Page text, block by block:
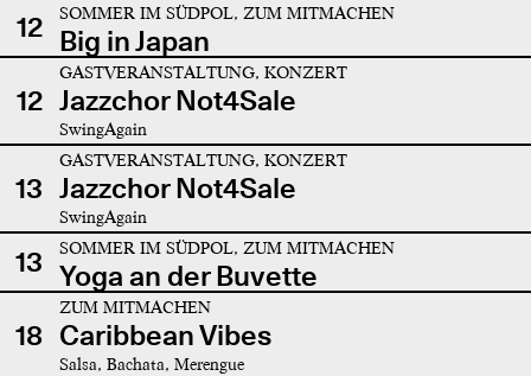
12
SOMMER IM SÜDPOL, ZUM MITMACHEN
Big in Japan
12
GASTVERANSTALTUNG, KONZERT
Jazzchor Not4Sale
SwingAgain
13
GASTVERANSTALTUNG, KONZERT
Jazzchor Not4Sale
SwingAgain
13 SOMMER IM SÜDPOL, ZUM MITMACHEN
Yoga an der Buvette
18
ZUM MITMACHEN
Caribbean Vibes
Salsa, Bachata, Merengue